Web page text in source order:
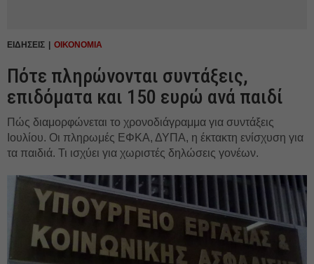
ΕΙΔΗΣΕΙΣ ΟΙΚΟΝΟΜΙΑ
Πότε πληρώνονται συντάξεις,
επιδόματα και 150 ευρώ ανά παιδί
Πώς διαμορφώνεται το χρονοδιάγραμμα για συντάξεις
Ιουλίου. Οι πληρωμές ΕΦΚΑ, ΔΥΠΑ, η έκτακτη ενίσχυση για
τα παιδιά. Τι ισχύει για χωριστές δηλώσεις γονέων.